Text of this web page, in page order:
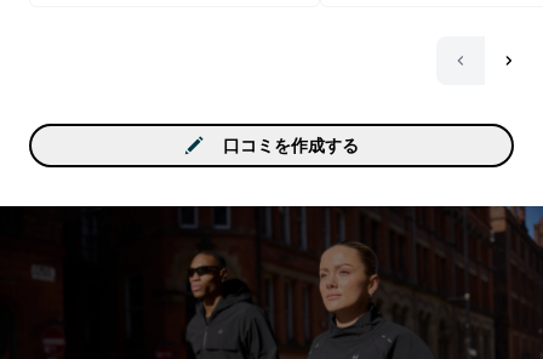
めの甘さがあるミックス
す。私は甘党じゃないの
美味しく飲めましたので
口コミを作成する